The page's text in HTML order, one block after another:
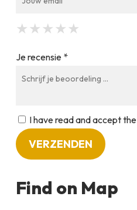
★
★ ★
★ ★ ★
★ ★ ★ ★
★ ★ ★ ★ ★
Je recensie *
I have read and accept the
Find on Map